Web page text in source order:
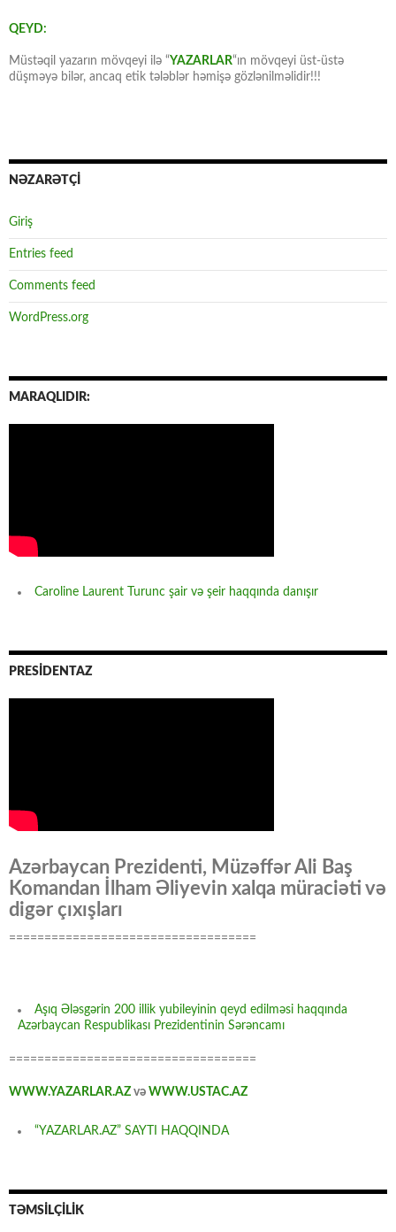
QEYD:
Müstəqil yazarın mövqeyi ilə “YAZARLAR“ın mövqeyi üst-üstə
düşməyə bilər, ancaq etik tələblər həmişə gözlənilməlidir!!!
NƏZARƏTÇİ
Giriş
Entries feed
Comments feed
WordPress.org
MARAQLIDIR:
Caroline Laurent Turunc şair və şeir haqqında danışır
PRESİDENTAZ
Azərbaycan Prezidenti, Müzəffər Ali Baş
Komandan İlham Əliyevin xalqa müraciəti və
digər çıxışları
===================================
Aşıq Ələsgərin 200 illik yubileyinin qeyd edilməsi haqqında
Azərbaycan Respublikası Prezidentinin Sərəncamı
===================================
WWW.YAZARLAR.AZ və WWW.USTAC.AZ
“YAZARLAR.AZ” SAYTI HAQQINDA
TƏMSİLÇİLİK